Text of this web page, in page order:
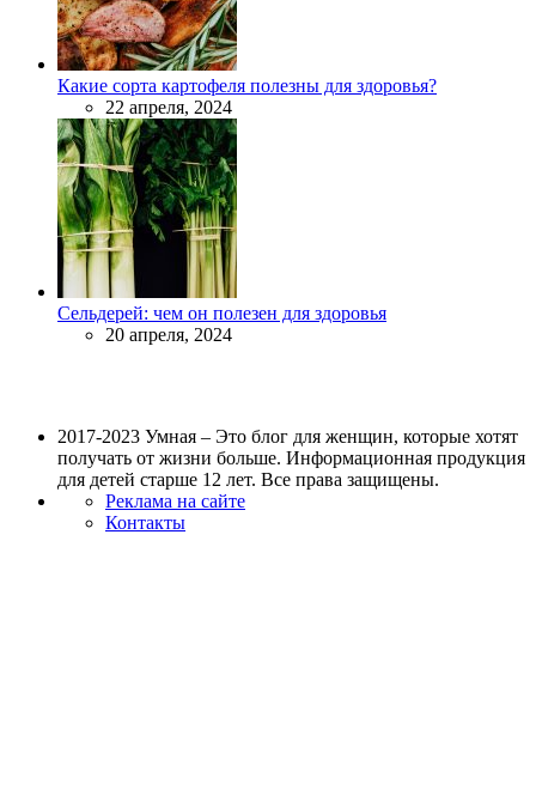
Какие сорта картофеля полезны для здоровья?
22 апреля, 2024
Сельдерей: чем он полезен для здоровья
20 апреля, 2024
2017-2023 Умная – Это блог для женщин, которые хотят
получать от жизни больше. Информационная продукция
для детей старше 12 лет. Все права защищены.
Реклама на сайте
Контакты